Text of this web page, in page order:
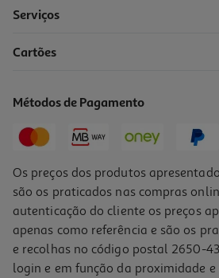
Serviços
Cartões
Métodos de Pagamento
Os preços dos produtos
são os praticados nas compras
autenticação do cliente os preços
apenas como referência e são os
e recolhas no código postal 2650-
login e em função da proximidade